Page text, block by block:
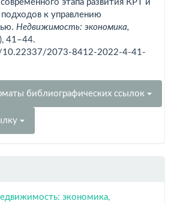
этапа развития КРТ и
подходов к управлению
Недвижимость: экономика,
41–44.
10.22337/2073-8412-2022-4-41-
библиографических ссылок
экономика,